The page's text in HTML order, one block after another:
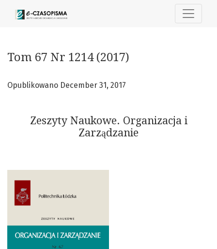
Tom 67 Nr 1214 (2017): Zeszyty Naukowe. Organizacja i
Tom 67 Nr 1214 (2017)
Opublikowano December 31, 2017
Zeszyty Naukowe. Organizacja i
Zarządzanie